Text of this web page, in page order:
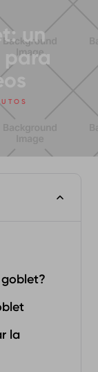
un
para
goblet?
la